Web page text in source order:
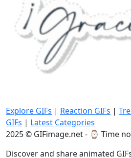
Explore GIFs | Reaction GIFs |
GIFs | Latest Categories
2025 © GIFimage.net - ⌚ Time
Discover and share animated